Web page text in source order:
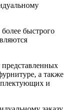
быстрого
представленных
а также
и